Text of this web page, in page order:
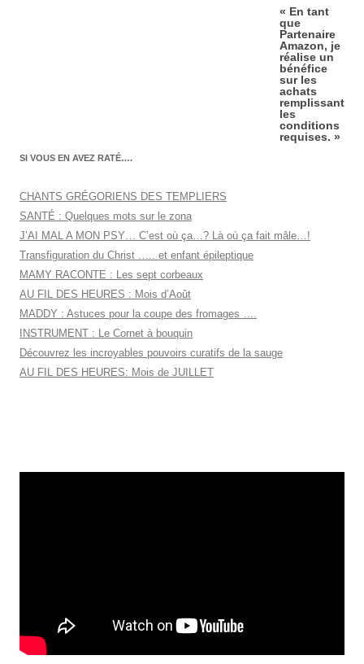
« En tant
que
Partenaire
Amazon, je
réalise un
bénéfice
sur les
achats
remplissant
les
conditions
requises. »
SI VOUS EN AVEZ RATÉ….
CHANTS GRÉGORIENS DES TEMPLIERS
SANTÉ : Quelques mots sur le zona
J’AI MAL A MON PSY… C’est où ça…? Là où ça fait mâle…!
Transfiguration du Christ ….. et enfant épileptique
MAMY RACONTE : Les sept corbeaux
AU FIL DES HEURES : Mois d’Août
MADDY : Astuces pour la coupe des fromages ….
INSTRUMENT : Le Cornet à bouquin
Découvrez les incroyables pouvoirs curatifs de la sauge
AU FIL DES HEURES: Mois de JUILLET